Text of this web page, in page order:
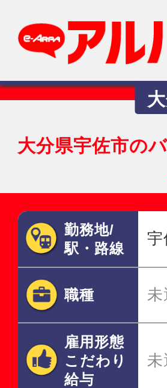
大分県宇佐市の
勤務地/
駅・路線
宇
職種 未
雇用形態
こだわり
給与
未